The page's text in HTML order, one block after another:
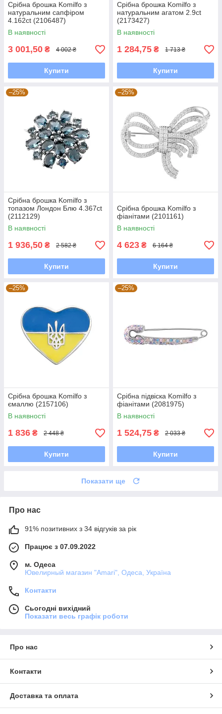
Срібна брошка Komilfo з
натуральним сапфіром
4.162ct (2106487)
В наявності
3 001,50 ₴ 4 002 ₴
Купити
Срібна брошка Komilfo з
натуральним агатом 2.9ct
(2173427)
В наявності
1 284,75 ₴ 1 713 ₴
Купити
–25%
Срібна брошка Komilfo з
топазом Лондон Блю 4.367ct
(2112129)
В наявності
1 936,50 ₴ 2 582 ₴
Купити
–25%
Срібна брошка Komilfo з
фіанітами (2101161)
В наявності
4 623 ₴ 6 164 ₴
Купити
–25%
Срібна брошка Komilfo з
ємаллю (2157106)
В наявності
1 836 ₴ 2 448 ₴
Купити
–25%
Срібна підвіска Komilfo з
фіанітами (2081975)
В наявності
1 524,75 ₴ 2 033 ₴
Купити
Показати ще
Про нас
91% позитивних з 34 відгуків за рік
Працює з 07.09.2022
м. Одеса
Ювелирный магазин "Amari", Одеса, Україна
Контакти
Сьогодні вихідний
Показати весь графік роботи
Про нас
Контакти
Доставка та оплата